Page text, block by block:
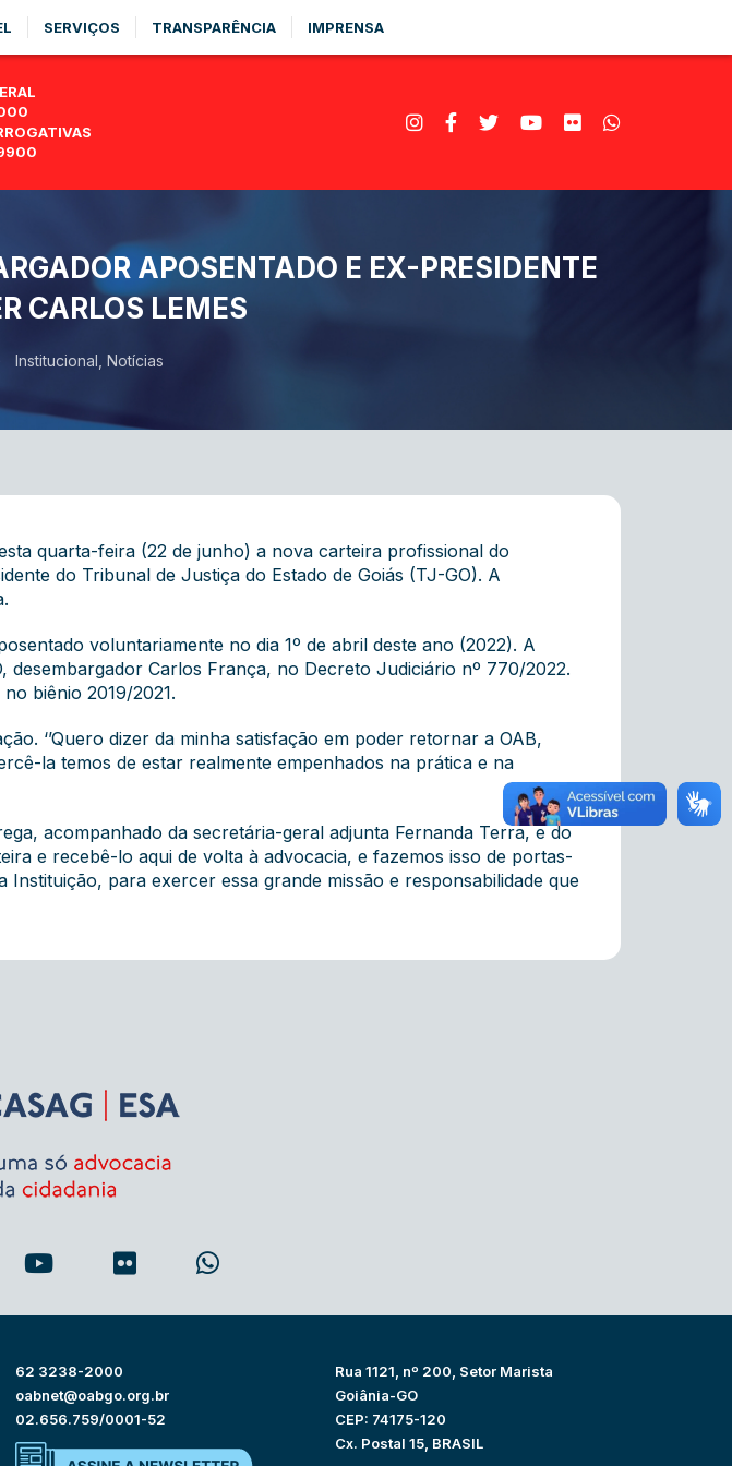
SERVIÇOS TRANSPARÊNCIA IMPRENSA
APOSENTADO E EX-PRESIDENTE
CARLOS LEMES
Institucional Notícias
quarta-feira (22 de junho) a nova carteira profissional do
do Tribunal de Justiça do Estado de Goiás (TJ-GO). A
voluntariamente no dia 1º de abril deste ano (2022). A
Carlos França, no Decreto Judiciário nº 770/2022.
biênio 2019/2021.
‘’Quero dizer da minha satisfação em poder retornar a OAB,
la temos de estar realmente empenhados na prática e na
acompanhado da secretária-geral adjunta Fernanda Terra, e do
e recebê-lo aqui de volta à advocacia, e fazemos isso de portas-
para exercer essa grande missão e responsabilidade que
62 3238-2000
oabnet@oabgo.org.br
02.656.759/0001-52
Rua 1121, nº 200, Setor Marista
Goiânia-GO
CEP: 74175-120
Cx. Postal 15, BRASIL